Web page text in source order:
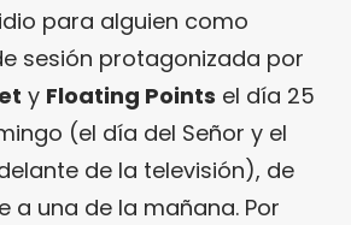
para alguien como
sesión protagonizada por
y Floating Points el día 25
(el día del Señor y el
de la televisión), de
a una de la mañana. Por